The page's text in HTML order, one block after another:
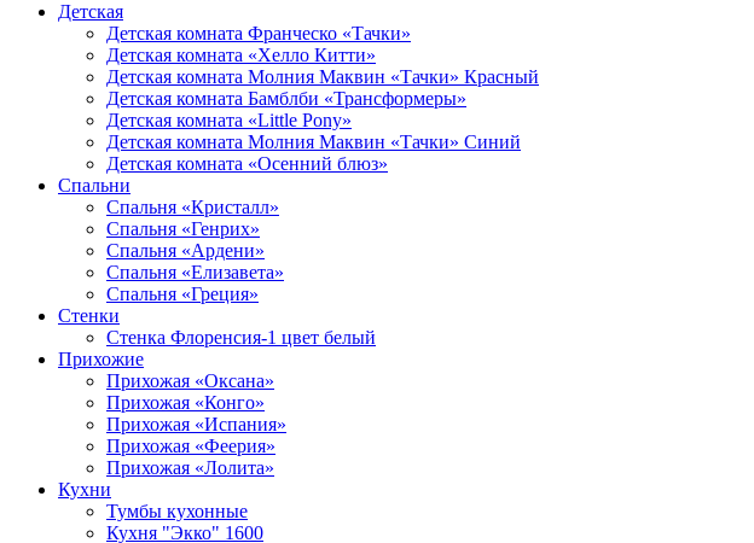
Детская
Детская комната Франческо «Тачки»
Детская комната «Хелло Китти»
Детская комната Молния Маквин «Тачки» Красный
Детская комната Бамблби «Трансформеры»
Детская комната «Little Pony»
Детская комната Молния Маквин «Тачки» Синий
Детская комната «Осенний блюз»
Спальни
Спальня «Кристалл»
Спальня «Генрих»
Спальня «Ардени»
Спальня «Елизавета»
Спальня «Греция»
Стенки
Стенка Флоренсия-1 цвет белый
Прихожие
Прихожая «Оксана»
Прихожая «Конго»
Прихожая «Испания»
Прихожая «Феерия»
Прихожая «Лолита»
Кухни
Тумбы кухонные
Кухня "Экко" 1600